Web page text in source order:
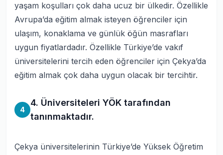
yaşam koşulları çok daha ucuz bir ülkedir. Özellikle
Avrupa’da eğitim almak isteyen öğrenciler için
ulaşım, konaklama ve günlük öğün masrafları
uygun fiyatlardadır. Özellikle Türkiye’de vakıf
üniversitelerini tercih eden öğrenciler için Çekya’da
eğitim almak çok daha uygun olacak bir tercihtir.
4
4. Üniversiteleri YÖK tarafından
tanınmaktadır.
Çekya üniversitelerinin Türkiye’de Yüksek Öğretim